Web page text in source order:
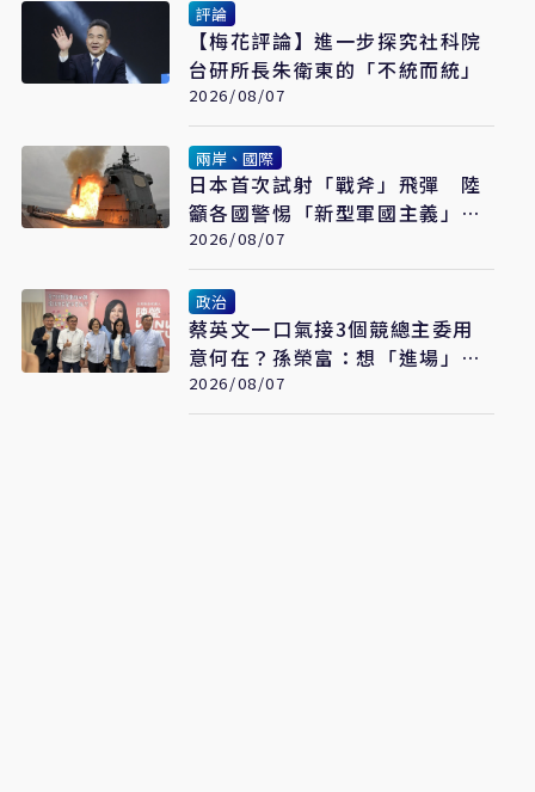
評論
【梅花評論】進一步探究社科院
台研所長朱衛東的「不統而統」
2026/08/07
兩岸、國際
日本首次試射「戰斧」飛彈 陸
籲各國警惕「新型軍國主義」發
展
2026/08/07
政治
蔡英文一口氣接3個競總主委用
意何在？孫榮富：想「進場」接
黨主席
2026/08/07